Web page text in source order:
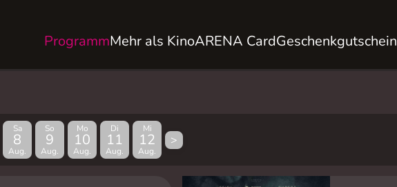
ProgrammMehr als KinoARENA CardGeschenkgutschein
Sa
8
Aug.
So
9
Aug.
Mo
10
Aug.
Di
11
Aug.
Mi
12
Aug.
>